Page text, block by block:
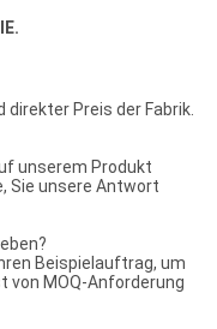
direkter Preis der Fabrik.
unserem Produkt
Sie unsere Antwort
Beispielauftrag, um
von MOQ-Anforderung